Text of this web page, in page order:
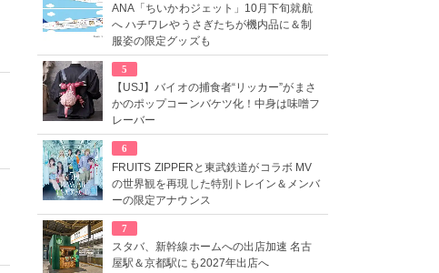
ANA「ちいかわジェット」10月下旬就航
へ ハチワレやうさぎたちが機内品に＆制
服姿の限定グッズも
5
【USJ】バイオの捕食者“リッカー”がまさ
かのポップコーンバケツ化！中身は味噌フ
レーバー
6
FRUITS ZIPPERと東武鉄道がコラボ MV
の世界観を再現した特別トレイン＆メンバ
ーの限定アナウンス
7
スタバ、新幹線ホームへの出店加速 名古
屋駅＆京都駅にも2027年出店へ